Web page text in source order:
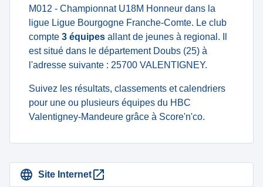
M012 - Championnat U18M Honneur dans la
ligue Ligue Bourgogne Franche-Comte. Le club
compte 3 équipes allant de jeunes à regional. Il
est situé dans le département Doubs (25) à
l'adresse suivante : 25700 VALENTIGNEY.
Suivez les résultats, classements et calendriers
pour une ou plusieurs équipes du HBC
Valentigney-Mandeure grâce à Score'n'co.
Site Internet